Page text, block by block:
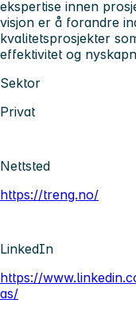
ekspertise innen
visjon er å forandre
kvalitetsprosjekter
effektivitet og
Sektor
Privat
Nettsted
https://treng.no/
LinkedIn
https://
as/